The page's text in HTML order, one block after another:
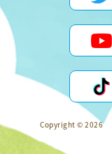
Copyright © 2026